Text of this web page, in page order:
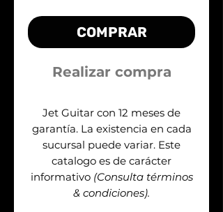
COMPRAR
Realizar compra
Jet Guitar con 12 meses de
garantía. La existencia en cada
sucursal puede variar. Este
catalogo es de carácter
informativo (Consulta términos
& condiciones).